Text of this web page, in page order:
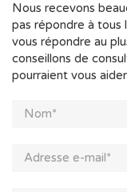
Nous recevons
pas répondre à tous
vous répondre au
conseillons de
pourraient vous